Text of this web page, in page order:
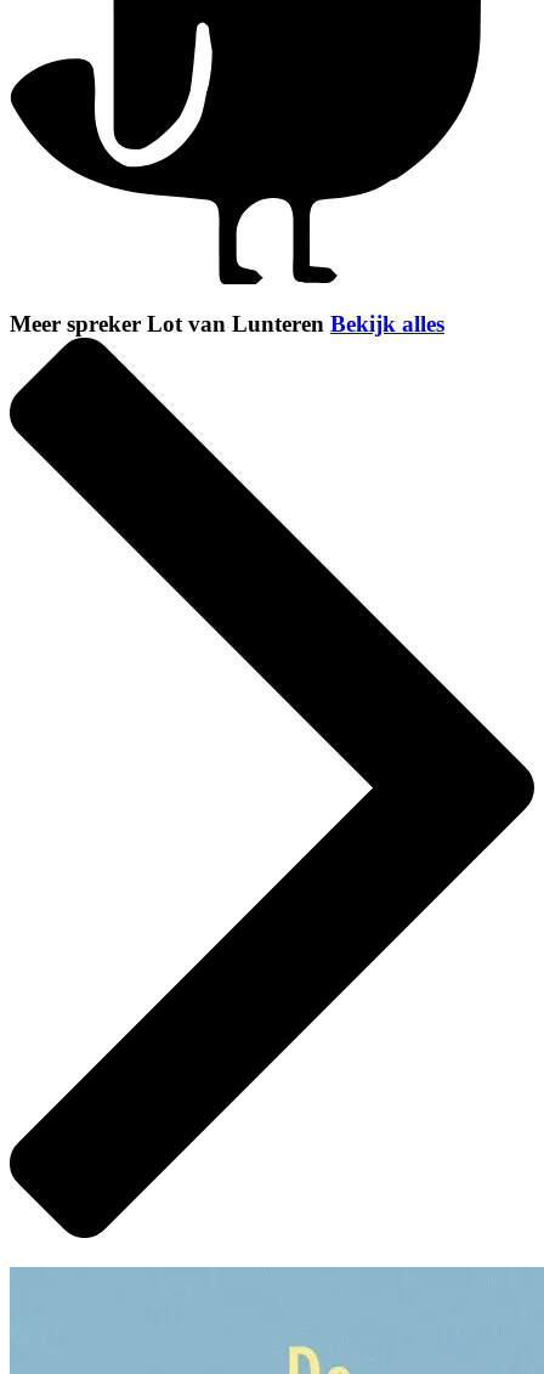
Meer spreker Lot van Lunteren Bekijk alles